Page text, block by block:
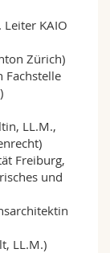
Leiter KAIO
Zürich)
Fachstelle
LL.M.,
Freiburg,
und
LL.M.)